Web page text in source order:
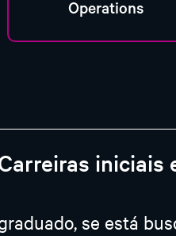
iniciais
se está